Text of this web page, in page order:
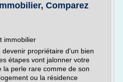
Comparez
immobilier
propriétaire d'un bien
étapes vont jalonner votre
la perle rare comme de son
ou la résidence